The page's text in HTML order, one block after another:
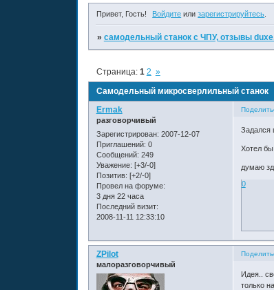
Привет, Гость! Войдите илизарегистрируйтесь
» самодельный станок с ЧПУ, отзывы
Самодельный микросверлильный станок
Страница: 1 2 »
Ermak
разговорчивый
Зарегистрирован: 2007-12-07
Приглашений: 0
Сообщений: 249
Уважение: [+3/-0]
Позитив: [+2/-0]
Провел на форуме:
3 дня 22 часа
Последний визит:
2008-11-11 12:33:10
Задался
Хотел бы
думаю
0
ZPilot
малоразговорчивый
Идея..
только